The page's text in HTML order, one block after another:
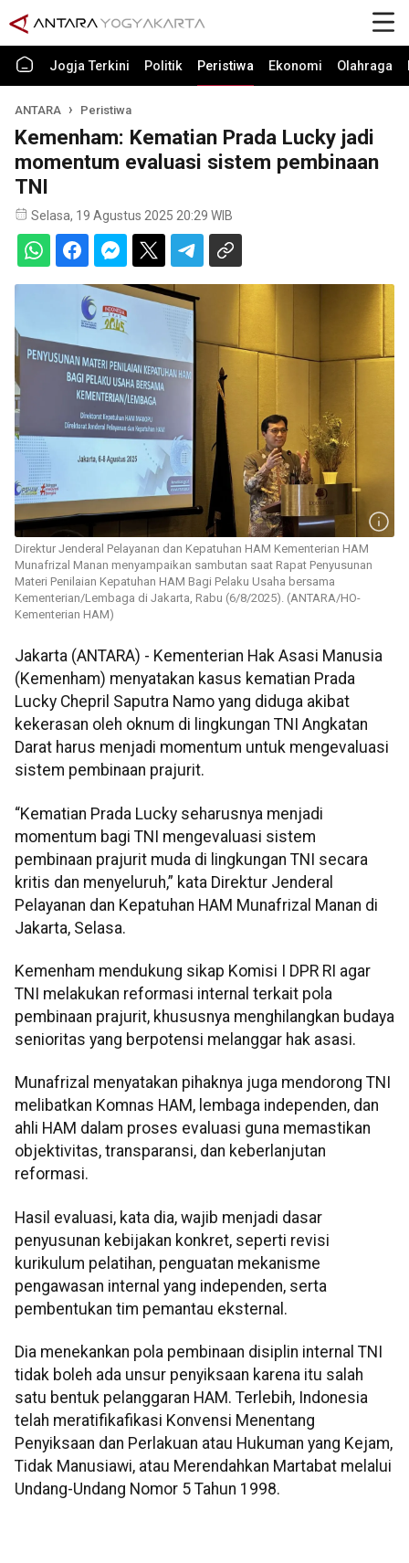
Jogja Terkini Politik Peristiwa Ekonomi Olahraga
ANTARA Peristiwa
Kemenham: Kematian Prada Lucky jadi
momentum evaluasi sistem pembinaan
TNI
Selasa, 19 Agustus 2025 20:29 WIB
Direktur Jenderal Pelayanan dan Kepatuhan HAM Kementerian HAM
Munafrizal Manan menyampaikan sambutan saat Rapat Penyusunan
Materi Penilaian Kepatuhan HAM Bagi Pelaku Usaha bersama
Kementerian/Lembaga di Jakarta, Rabu (6/8/2025). (ANTARA/HO-
Kementerian HAM)
Jakarta (ANTARA) - Kementerian Hak Asasi Manusia
(Kemenham) menyatakan kasus kematian Prada
Lucky Chepril Saputra Namo yang diduga akibat
kekerasan oleh oknum di lingkungan TNI Angkatan
Darat harus menjadi momentum untuk mengevaluasi
sistem pembinaan prajurit.
“Kematian Prada Lucky seharusnya menjadi
momentum bagi TNI mengevaluasi sistem
pembinaan prajurit muda di lingkungan TNI secara
kritis dan menyeluruh,” kata Direktur Jenderal
Pelayanan dan Kepatuhan HAM Munafrizal Manan di
Jakarta, Selasa.
Kemenham mendukung sikap Komisi I DPR RI agar
TNI melakukan reformasi internal terkait pola
pembinaan prajurit, khususnya menghilangkan budaya
senioritas yang berpotensi melanggar hak asasi.
Munafrizal menyatakan pihaknya juga mendorong TNI
melibatkan Komnas HAM, lembaga independen, dan
ahli HAM dalam proses evaluasi guna memastikan
objektivitas, transparansi, dan keberlanjutan
reformasi.
Hasil evaluasi, kata dia, wajib menjadi dasar
penyusunan kebijakan konkret, seperti revisi
kurikulum pelatihan, penguatan mekanisme
pengawasan internal yang independen, serta
pembentukan tim pemantau eksternal.
Dia menekankan pola pembinaan disiplin internal TNI
tidak boleh ada unsur penyiksaan karena itu salah
satu bentuk pelanggaran HAM. Terlebih, Indonesia
telah meratifikafikasi Konvensi Menentang
Penyiksaan dan Perlakuan atau Hukuman yang Kejam,
Tidak Manusiawi, atau Merendahkan Martabat melalui
Undang-Undang Nomor 5 Tahun 1998.